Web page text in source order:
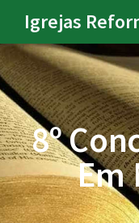
Igrejas
8º
Em